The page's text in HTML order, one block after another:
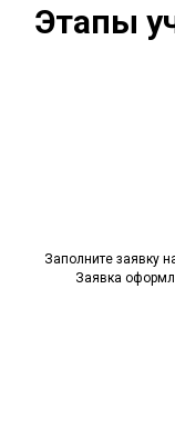
Этапы
Заполните заявку
Заявка